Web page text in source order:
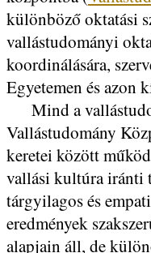
különböző oktatási
vallástudományi
koordinálására,
Egyetemen és azon
Mind a
Vallástudomány
keretei között
vallási kultúra iránti
tárgyilagos és
eredmények
alapjain áll, de